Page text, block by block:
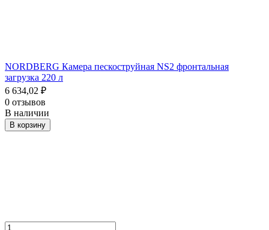
NORDBERG Камера пескоструйная NS2 фронтальная
загрузка 220 л
6 634,02 ₽
0 отзывов
В наличии
В корзину